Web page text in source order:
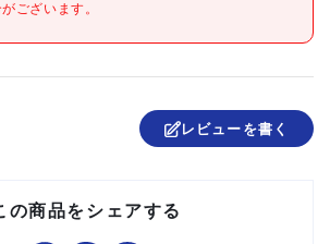
●人感センサーなど自動点滅
装置や遅れ停止スイッチなど
には使用できない場合があり
使用すると、雑音が入ったり
正しく作動しなくなることが
ございます。
レビューを書く
の商品をシェアする